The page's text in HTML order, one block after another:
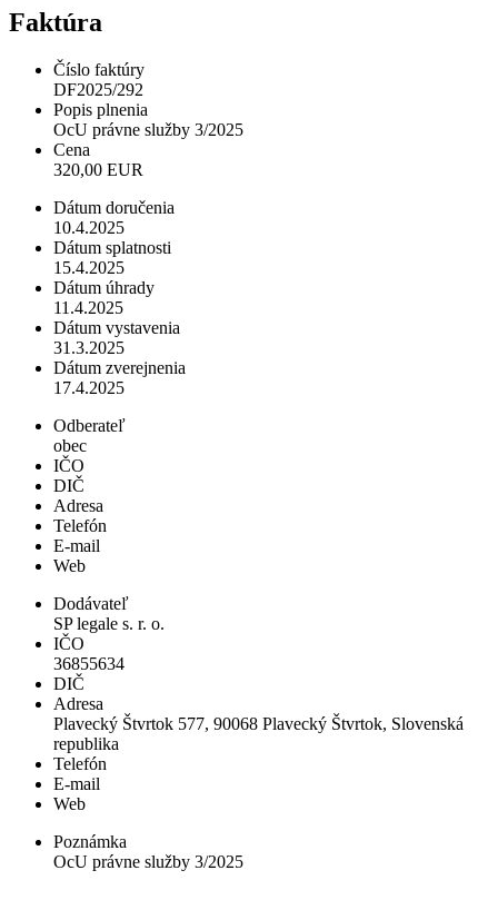
Faktúra
Číslo faktúry
DF2025/292
Popis plnenia
OcU právne služby 3/2025
Cena
320,00 EUR
Dátum doručenia
10.4.2025
Dátum splatnosti
15.4.2025
Dátum úhrady
11.4.2025
Dátum vystavenia
31.3.2025
Dátum zverejnenia
17.4.2025
Odberateľ
obec
IČO
DIČ
Adresa
Telefón
E-mail
Web
Dodávateľ
SP legale s. r. o.
IČO
36855634
DIČ
Adresa
Plavecký Štvrtok 577, 90068 Plavecký Štvrtok, Slovenská
republika
Telefón
E-mail
Web
Poznámka
OcU právne služby 3/2025